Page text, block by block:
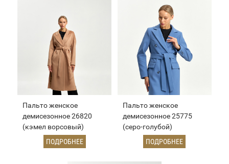
Пальто женское
демисезонное 26820
(кэмел ворсовый)
ПОДРОБНЕЕ
Пальто женское
демисезонное 25775
(серо-голубой)
ПОДРОБНЕЕ